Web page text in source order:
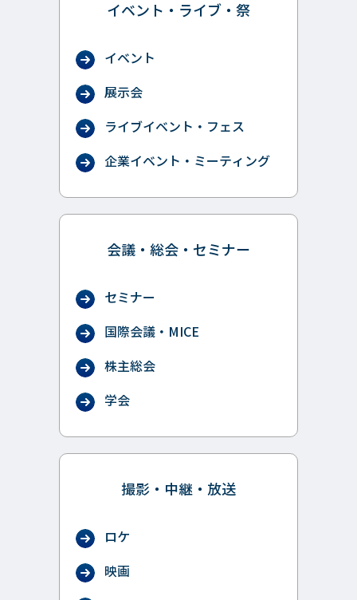
イベント・ライブ・祭
イベント
展示会
ライブイベント・フェス
企業イベント・ミーティング
会議・総会・セミナー
セミナー
国際会議・MICE
株主総会
学会
撮影・中継・放送
ロケ
映画